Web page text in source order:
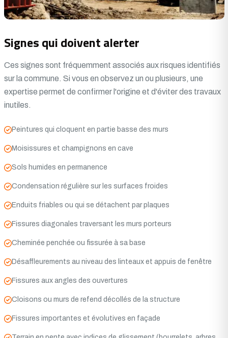
Signes qui doivent alerter
Ces signes sont fréquemment associés aux risques identifiés
sur la commune. Si vous en observez un ou plusieurs, une
expertise permet de confirmer l'origine et d'éviter des travaux
inutiles.
Peintures qui cloquent en partie basse des murs
Moisissures et champignons en cave
Sols humides en permanence
Condensation régulière sur les surfaces froides
Enduits friables ou qui se détachent par plaques
Fissures diagonales traversant les murs porteurs
Cheminée penchée ou fissurée à sa base
Désaffleurements au niveau des linteaux et appuis de fenêtre
Fissures aux angles des ouvertures
Cloisons ou murs de refend décollés de la structure
Fissures importantes et évolutives en façade